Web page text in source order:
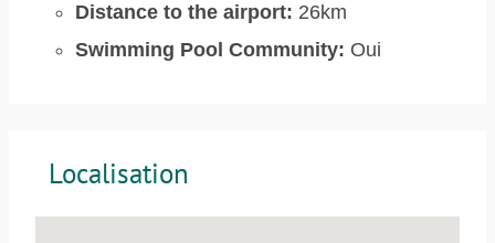
Distance to the airport: 26km
Swimming Pool Community: Oui
Localisation